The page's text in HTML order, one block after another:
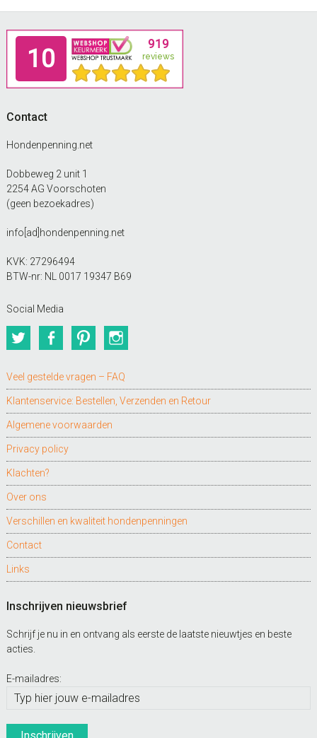
Footer
Contact
Hondenpenning.net
Dobbeweg 2 unit 1
2254 AG Voorschoten
(geen bezoekadres)
info[ad]hondenpenning.net
KVK: 27296494
BTW-nr: NL 0017 19347 B69
Social Media
TwitterFacebookPinterest
Veel gestelde vragen – FAQ
Klantenservice: Bestellen, Verzenden en Retour
Algemene voorwaarden
Privacy policy
Klachten?
Over ons
Verschillen en kwaliteit hondenpenningen
Contact
Links
Inschrijven nieuwsbrief
Schrijf je nu in en ontvang als eerste de laatste nieuwtjes en beste
acties.
E-mailadres: